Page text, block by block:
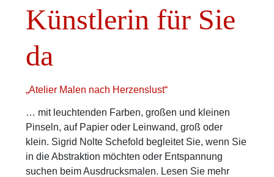
Künstlerin für Sie
da
„Atelier Malen nach Herzenslust“
… mit leuchtenden Farben, großen und kleinen
Pinseln, auf Papier oder Leinwand, groß oder
klein. Sigrid Nolte Schefold begleitet Sie, wenn Sie
in die Abstraktion möchten oder Entspannung
suchen beim Ausdrucksmalen. Lesen Sie mehr